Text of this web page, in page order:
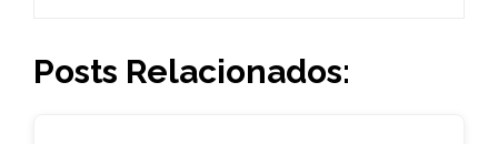
Posts Relacionados: